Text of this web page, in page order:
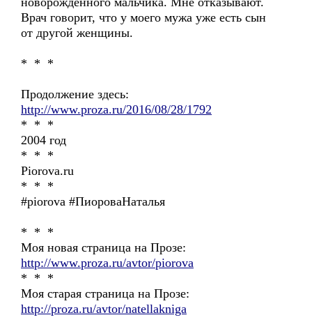
Врач говорит, что у моего мужа уже есть сын
от другой женщины.
* * *
Продолжение здесь:
http://www.proza.ru/2016/08/28/1792
* * *
2004 год
* * *
Piorova.ru
* * *
#piorova #ПиороваНаталья
* * *
Моя новая страница на Прозе:
http://www.proza.ru/avtor/piorova
* * *
Моя старая страница на Прозе:
http://proza.ru/avtor/natellakniga